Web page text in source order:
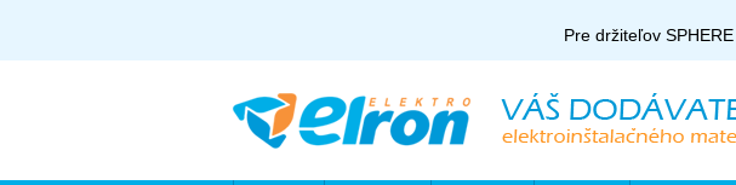
Pre držiteľov